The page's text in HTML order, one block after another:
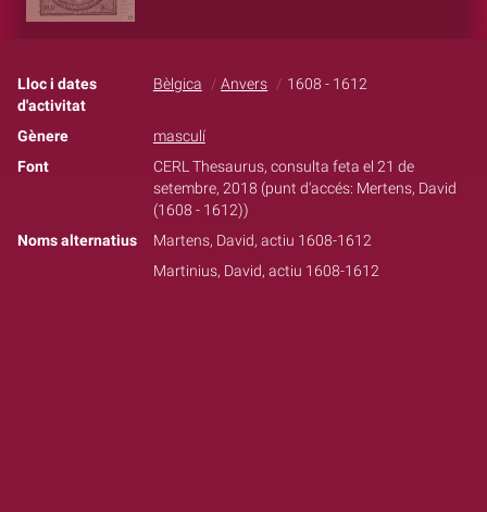
Lloc i dates
d'activitat
Bèlgica Anvers 1608 - 1612
Gènere
masculí
Font
CERL Thesaurus, consulta feta el 21 de
setembre, 2018 (punt d'accés: Mertens, David
(1608 - 1612))
Noms alternatius
Martens, David, actiu 1608-1612
Martinius, David, actiu 1608-1612